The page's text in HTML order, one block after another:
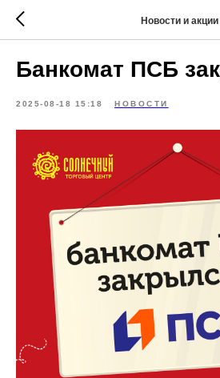
Новости и акции
Банкомат ПСБ
2025-08-18 15:18 НОВОСТИ